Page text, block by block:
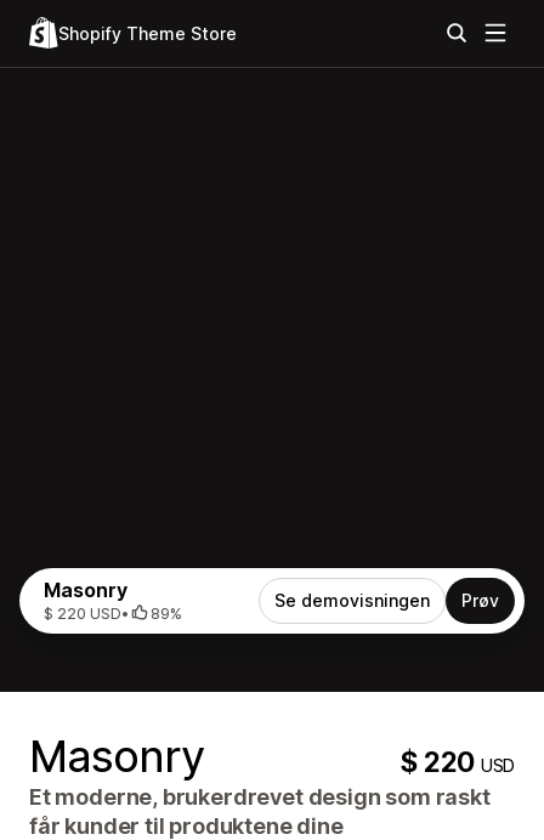
Shopify Theme Store
Masonry
$ 220 USD• 89%
Se demovisningen Prøv
Masonry $ 220USD
Et moderne, brukerdrevet design som raskt
får kunder til produktene dine